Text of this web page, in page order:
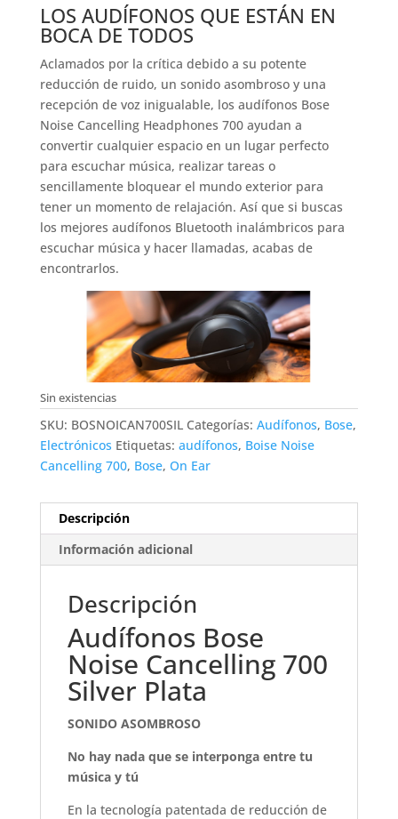
LOS AUDÍFONOS QUE ESTÁN EN
BOCA DE TODOS
Aclamados por la crítica debido a su potente
reducción de ruido, un sonido asombroso y una
recepción de voz inigualable, los audífonos Bose
Noise Cancelling Headphones 700 ayudan a
convertir cualquier espacio en un lugar perfecto
para escuchar música, realizar tareas o
sencillamente bloquear el mundo exterior para
tener un momento de relajación. Así que si buscas
los mejores audífonos Bluetooth inalámbricos para
escuchar música y hacer llamadas, acabas de
encontrarlos.
Sin existencias
SKU: BOSNOICAN700SIL Categorías: Audífonos, Bose,
Electrónicos Etiquetas: audífonos, Boise Noise
Cancelling 700, Bose, On Ear
Descripción
Información adicional
Descripción
Audífonos Bose
Noise Cancelling 700
Silver Plata
SONIDO ASOMBROSO
No hay nada que se interponga entre tu
música y tú
En la tecnología patentada de reducción de